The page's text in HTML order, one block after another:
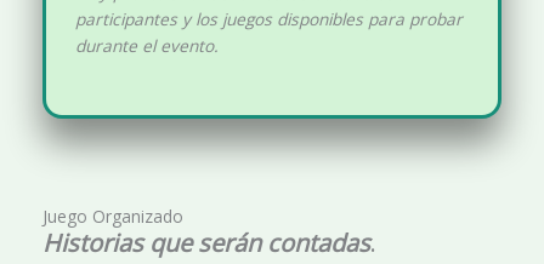
participantes y los juegos disponibles para probar
durante el evento.
Juego Organizado
Historias que serán contadas.